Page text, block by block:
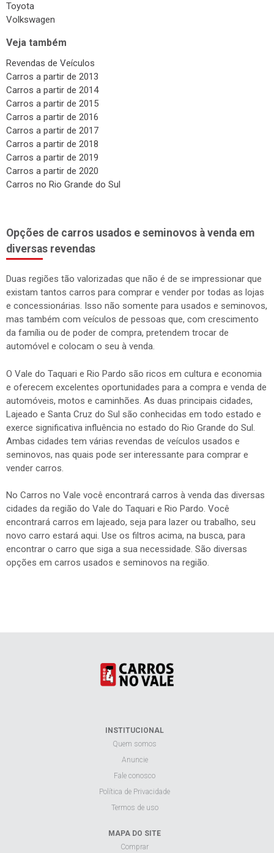
Toyota
Volkswagen
Veja também
Revendas de Veículos
Carros a partir de 2013
Carros a partir de 2014
Carros a partir de 2015
Carros a partir de 2016
Carros a partir de 2017
Carros a partir de 2018
Carros a partir de 2019
Carros a partir de 2020
Carros no Rio Grande do Sul
Opções de carros usados e seminovos à venda em
diversas revendas
Duas regiões tão valorizadas que não é de se impressionar que
existam tantos carros para comprar e vender por todas as lojas
e concessionárias. Isso não somente para usados e seminovos,
mas também com veículos de pessoas que, com crescimento
da família ou de poder de compra, pretendem trocar de
automóvel e colocam o seu à venda.
O Vale do Taquari e Rio Pardo são ricos em cultura e economia
e oferecem excelentes oportunidades para a compra e venda de
automóveis, motos e caminhões. As duas principais cidades,
Lajeado e Santa Cruz do Sul são conhecidas em todo estado e
exerce significativa influência no estado do Rio Grande do Sul.
Ambas cidades tem várias revendas de veículos usados e
seminovos, nas quais pode ser interessante para comprar e
vender carros.
No Carros no Vale você encontrará carros à venda das diversas
cidades da região do Vale do Taquari e Rio Pardo. Você
encontrará carros em lajeado, seja para lazer ou trabalho, seu
novo carro estará aqui. Use os filtros acima, na busca, para
encontrar o carro que siga a sua necessidade. São diversas
opções em carros usados e seminovos na região.
INSTITUCIONAL
Quem somos
Anuncie
Fale conosco
Política de Privacidade
Termos de uso
MAPA DO SITE
Comprar